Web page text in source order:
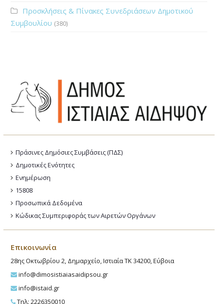
Προσκλήσεις & Πίνακες Συνεδριάσεων Δημοτικού
Συμβουλίου (380)
Πράσινες Δημόσιες Συμβάσεις (ΠΔΣ)
Δημοτικές Ενότητες
Ενημέρωση
15808
Προσωπικά Δεδομένα
Κώδικας Συμπεριφοράς των Αιρετών Οργάνων
Επικοινωνία
28ης Οκτωβρίου 2, Δημαρχείο, Ιστιαία ΤΚ 34200, Εύβοια
info@dimosistiaiasaidipsou.gr
info@istaid.gr
Τηλ: 2226350010